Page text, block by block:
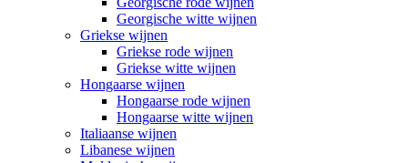
Georgische witte wijnen
Griekse wijnen
Griekse rode wijnen
Griekse witte wijnen
Hongaarse wijnen
Hongaarse rode wijnen
Hongaarse witte wijnen
Italiaanse wijnen
Libanese wijnen